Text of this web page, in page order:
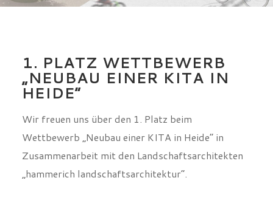
1. PLATZ WETTBEWERB
„NEUBAU EINER KITA IN
HEIDE“
Wir freuen uns über den 1. Platz beim
Wettbewerb „Neubau einer KITA in Heide“ in
Zusammenarbeit mit den Landschaftsarchitekten
„hammerich landschaftsarchitektur“.